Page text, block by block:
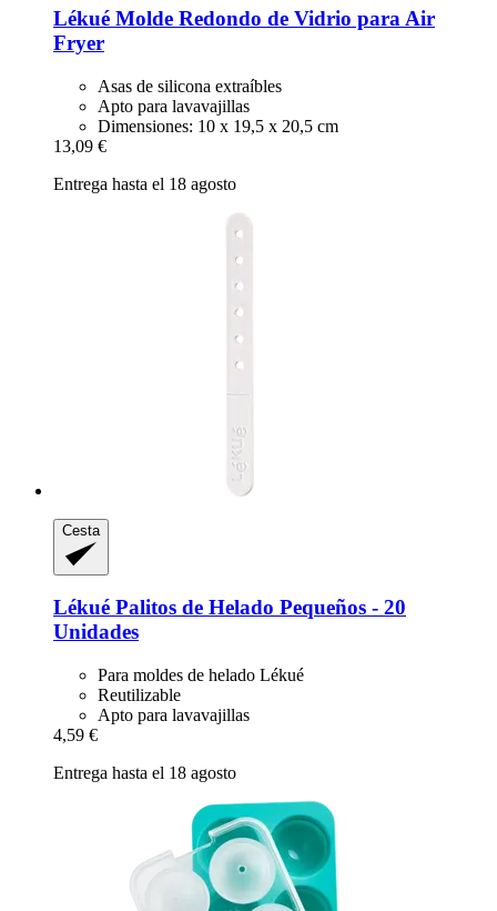
Lékué Molde Redondo de Vidrio para Air
Fryer
Asas de silicona extraíbles
Apto para lavavajillas
Dimensiones: 10 x 19,5 x 20,5 cm
13,09 €
Entrega hasta el 18 agosto
Cesta
Lékué Palitos de Helado Pequeños -​ 20
Unidades
Para moldes de helado Lékué
Reutilizable
Apto para lavavajillas
4,59 €
Entrega hasta el 18 agosto